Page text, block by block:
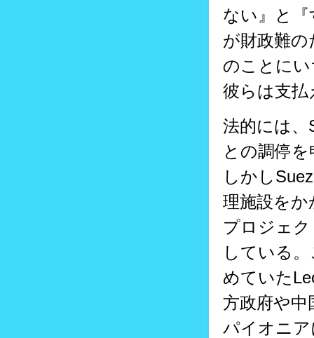
ない』と
が財政難
のことに
彼らは支
法的には、
との調停
しかし
理施設を
プロジェ
している
めていた
方政府や中
パイオニ